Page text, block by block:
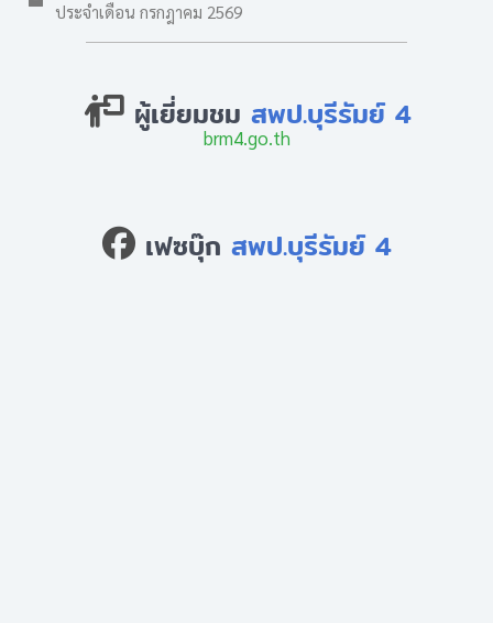
ประจำเดือน กรกฎาคม 2569
ผู้เยี่ยมชม สพป.บุรีรัมย์ 4
brm4.go.th
เฟซบุ๊ก สพป.บุรีรัมย์ 4